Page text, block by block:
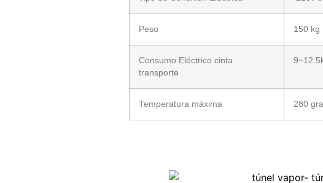
Peso 150 kg
Consumo Eléctrico cinta
transporte
Temperatura máxima 280